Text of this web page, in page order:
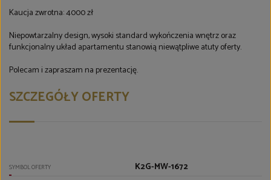
Kaucja zwrotna: 4000 zł
Niepowtarzalny design, wysoki standard wykończenia wnętrz oraz
funkcjonalny układ apartamentu stanowią niewątpliwe atuty oferty.
Polecam i zapraszam na prezentację.
SZCZEGÓŁY OFERTY
SYMBOL OFERTY K2G-MW-1672